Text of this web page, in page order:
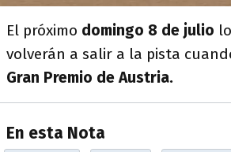
El próximo domingo 8 de julio
volverán a salir a la pista
Gran Premio de Austria.
En esta Nota